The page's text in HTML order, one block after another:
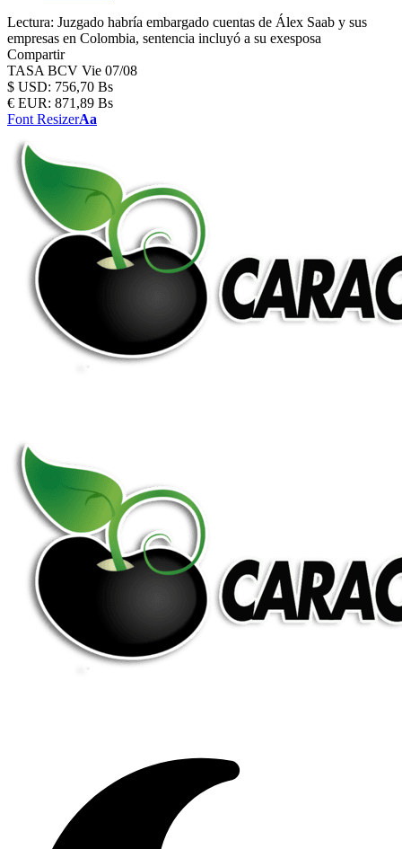
Lectura: Juzgado habría embargado cuentas de Álex Saab y sus
empresas en Colombia, sentencia incluyó a su exesposa
Compartir
TASA BCV Vie 07/08
$ USD: 756,70 Bs
€ EUR: 871,89 Bs
Font ResizerAa